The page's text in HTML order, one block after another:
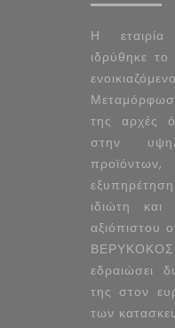
Η
ιδρύθηκε
της αρχές
στην
προϊόντων,
ιδιώτη και
αξιόπιστου
εδραιώσει
της στον
των